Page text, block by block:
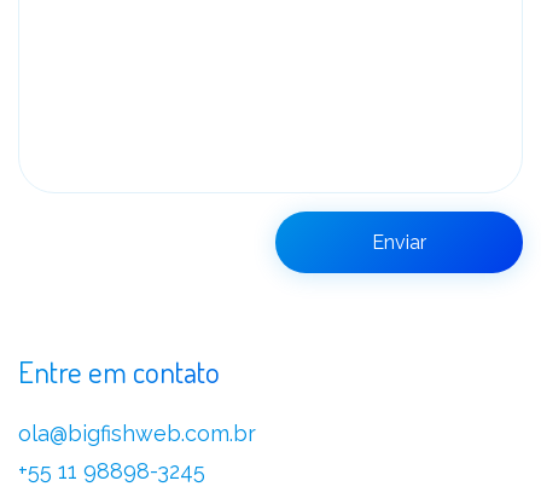
Entre em contato
ola@bigfishweb.com.br
+55 11 98898-3245